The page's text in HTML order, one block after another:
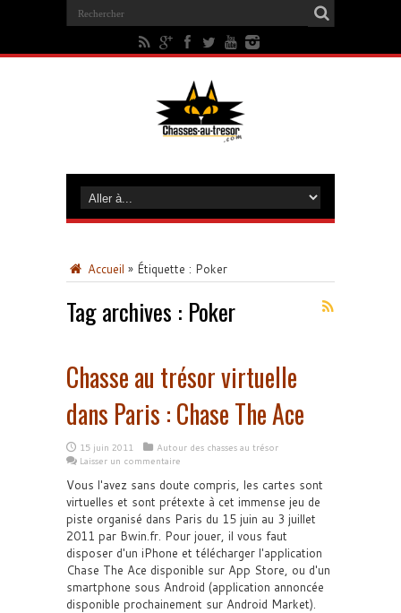
Accueil » Étiquette : Poker
Tag archives : Poker
Chasse au trésor virtuelle
dans Paris : Chase The Ace
15 juin 2011
Autour des chasses au trésor
Laisser un commentaire
Vous l'avez sans doute compris, les cartes sont
virtuelles et sont prétexte à cet immense jeu de
piste organisé dans Paris du 15 juin au 3 juillet
2011 par Bwin.fr. Pour jouer, il vous faut
disposer d'un iPhone et télécharger l'application
Chase The Ace disponible sur App Store, ou d'un
smartphone sous Android (application annoncée
disponible prochainement sur Android Market).